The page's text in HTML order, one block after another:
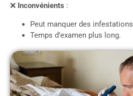
❌ Inconvénients :
Peut manquer des
Temps d’examen plus long.